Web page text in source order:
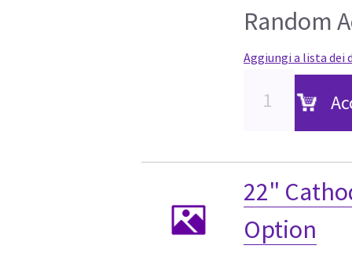
Random
Aggiungi a lista dei
22"
Option